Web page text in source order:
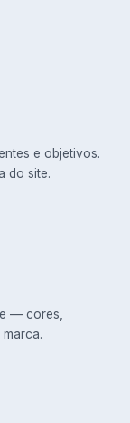
e objetivos.
do site.
— cores,